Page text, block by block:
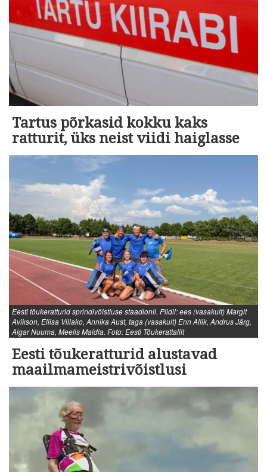
Tartus põrkasid kokku kaks
ratturit, üks neist viidi haiglasse
Eesti tõukeratturid sprindivõistluse staadionil. Pildil: ees (vasakult) Margit
Avikson, Eliisa Villako, Annika Aust, taga (vasakult) Enn Allik, Andrus Järg,
Aigar Nuuma, Meelis Maidla. Foto: Eesti Tõukerattaliit
Eesti tõukeratturid alustavad
maailmameistrivõistlusi